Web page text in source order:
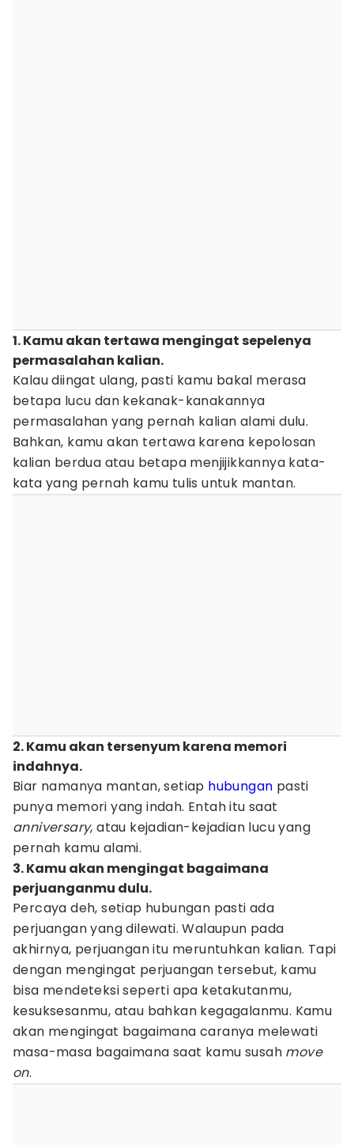
1. Kamu akan tertawa mengingat sepelenya
permasalahan kalian.
Kalau diingat ulang, pasti kamu bakal merasa
betapa lucu dan kekanak-kanakannya
permasalahan yang pernah kalian alami dulu.
Bahkan, kamu akan tertawa karena kepolosan
kalian berdua atau betapa menjijikkannya kata-
kata yang pernah kamu tulis untuk mantan.
2. Kamu akan tersenyum karena memori
indahnya.
Biar namanya mantan, setiap hubungan pasti
punya memori yang indah. Entah itu saat
anniversary, atau kejadian-kejadian lucu yang
pernah kamu alami.
3. Kamu akan mengingat bagaimana
perjuanganmu dulu.
Percaya deh, setiap hubungan pasti ada
perjuangan yang dilewati. Walaupun pada
akhirnya, perjuangan itu meruntuhkan kalian. Tapi
dengan mengingat perjuangan tersebut, kamu
bisa mendeteksi seperti apa ketakutanmu,
kesuksesanmu, atau bahkan kegagalanmu. Kamu
akan mengingat bagaimana caranya melewati
masa-masa bagaimana saat kamu susah move
on.